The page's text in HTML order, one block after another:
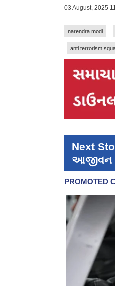
03 August, 2025
narendra modi
anti terrorism
Next
આજીવન